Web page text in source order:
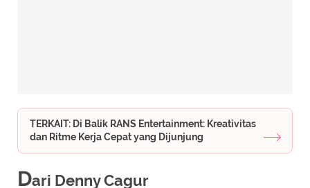
TERKAIT: Di Balik RANS Entertainment: Kreativitas
dan Ritme Kerja Cepat yang Dijunjung
Dari Denny Cagur